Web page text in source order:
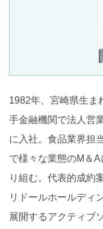
1982年、宮崎県生ま
手金融機関で法人営
に入社。食品業界担
で様々な業態のM＆
り組む。代表的成約
リドールホールディ
展開するアクティブ